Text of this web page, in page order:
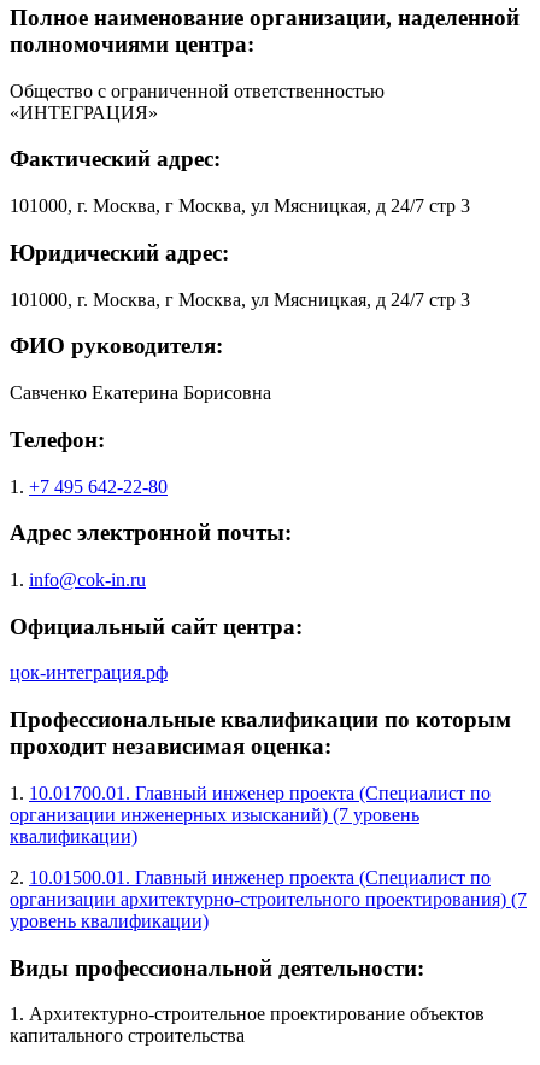
Полное наименование организации, наделенной
полномочиями центра:
Общество с ограниченной ответственностью
«ИНТЕГРАЦИЯ»
Фактический адрес:
101000, г. Москва, г Москва, ул Мясницкая, д 24/7 стр 3
Юридический адрес:
101000, г. Москва, г Москва, ул Мясницкая, д 24/7 стр 3
ФИО руководителя:
Савченко Екатерина Борисовна
Телефон:
1. +7 495 642-22-80
Адрес электронной почты:
1. info@cok-in.ru
Официальный сайт центра:
цок-интеграция.рф
Профессиональные квалификации по которым
проходит независимая оценка:
1. 10.01700.01. Главный инженер проекта (Специалист по
организации инженерных изысканий) (7 уровень
квалификации)
2. 10.01500.01. Главный инженер проекта (Специалист по
организации архитектурно-строительного проектирования) (7
уровень квалификации)
Виды профессиональной деятельности:
1. Архитектурно-строительное проектирование объектов
капитального строительства